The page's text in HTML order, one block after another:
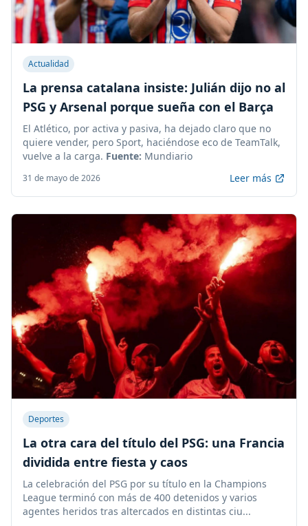
Actualidad
La prensa catalana insiste: Julián dijo no al
PSG y Arsenal porque sueña con el Barça
El Atlético, por activa y pasiva, ha dejado claro que no
quiere vender, pero Sport, haciéndose eco de TeamTalk,
vuelve a la carga. Fuente: Mundiario
31 de mayo de 2026 Leer más
Deportes
La otra cara del título del PSG: una Francia
dividida entre fiesta y caos
La celebración del PSG por su título en la Champions
League terminó con más de 400 detenidos y varios
agentes heridos tras altercados en distintas ciu...